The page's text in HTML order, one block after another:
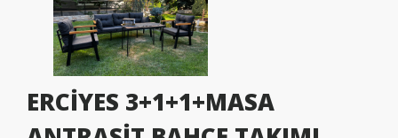
ERCİYES 3+1+1+MASA